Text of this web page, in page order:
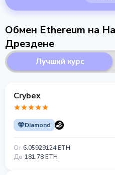
Обмен Ethereum на
Дрездене
Лучший курс
Crybex
Diamond
От 6.05929124 ETH
До 181.78 ETH